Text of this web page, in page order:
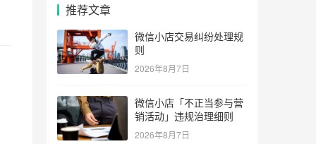
推荐文章
微信小店交易纠纷处理规
则
2026年8月7日
微信小店「不正当参与营
销活动」违规治理细则
2026年8月7日